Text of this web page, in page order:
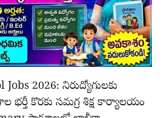
2026: నిరుద్యోగులకు
భర్తీ కొరకు సమగ్ర శిక్ష కార్యాలయం